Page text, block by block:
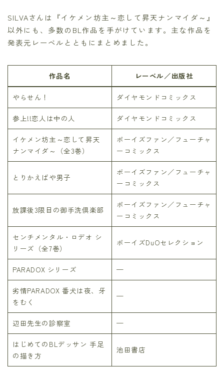
SILVAさんは『イケメン坊主～恋して昇天ナンマイダ～』
以外にも、多数のBL作品を手がけています。主な作品を
発表元レーベルとともにまとめました。
作品名 レーベル／出版社
やらせん！ ダイヤモンドコミックス
参上!!恋人は中の人 ダイヤモンドコミックス
イケメン坊主～恋して昇天
ナンマイダ～（全3巻）
ボーイズファン／フューチャ
ーコミックス
とりかえばや男子
ボーイズファン／フューチャ
ーコミックス
放課後3限目の御手洗倶楽部
ボーイズファン／フューチャ
ーコミックス
センチメンタル・ロデオ シ
リーズ（全7巻）
ボーイズDuOセレクション
PARADOX シリーズ —
劣情PARADOX 番犬は夜、牙
をむく
—
辺田先生の診察室 —
はじめてのBLデッサン 手足
の描き方
池田書店